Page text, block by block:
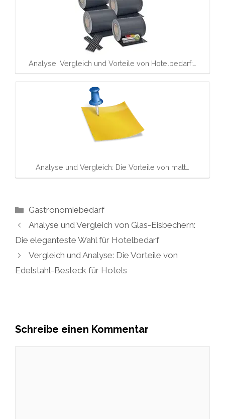
Analyse, Vergleich und Vorteile von Hotelbedarf:…
Analyse und Vergleich: Die Vorteile von matt…
Kategorien
Gastronomiebedarf
Analyse und Vergleich von Glas-Eisbechern:
Die eleganteste Wahl für Hotelbedarf
Vergleich und Analyse: Die Vorteile von
Edelstahl-Besteck für Hotels
Schreibe einen Kommentar